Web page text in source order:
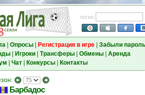
логин
| Опросы| Регистрация в игре| Забыли
| Игроки| Трансферы| Обмены| Аренда
Чат| Конкурсы| Контакты
Барбадос